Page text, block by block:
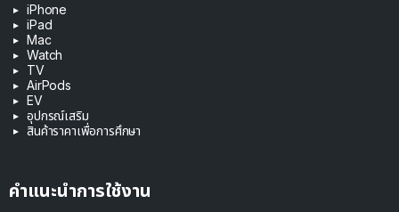
iPhone
iPad
Mac
Watch
TV
AirPods
EV
อุปกรณ์เสริม
สินค้าราคาเพื่อการศึกษา
คำแนะนำการใช้งาน